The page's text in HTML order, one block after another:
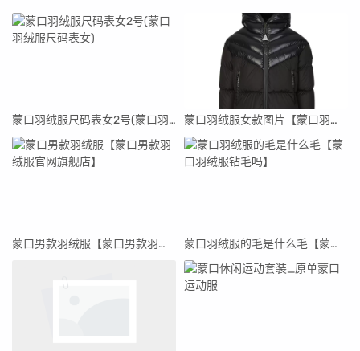
蒙口羽绒服尺码表女2号(蒙口羽绒服尺码表女) 蒙口羽绒服女款图片【蒙口羽绒服女款图片官网】
蒙口男款羽绒服【蒙口男款羽绒服官网旗舰店】 蒙口羽绒服的毛是什么毛【蒙口羽绒服钻毛吗】